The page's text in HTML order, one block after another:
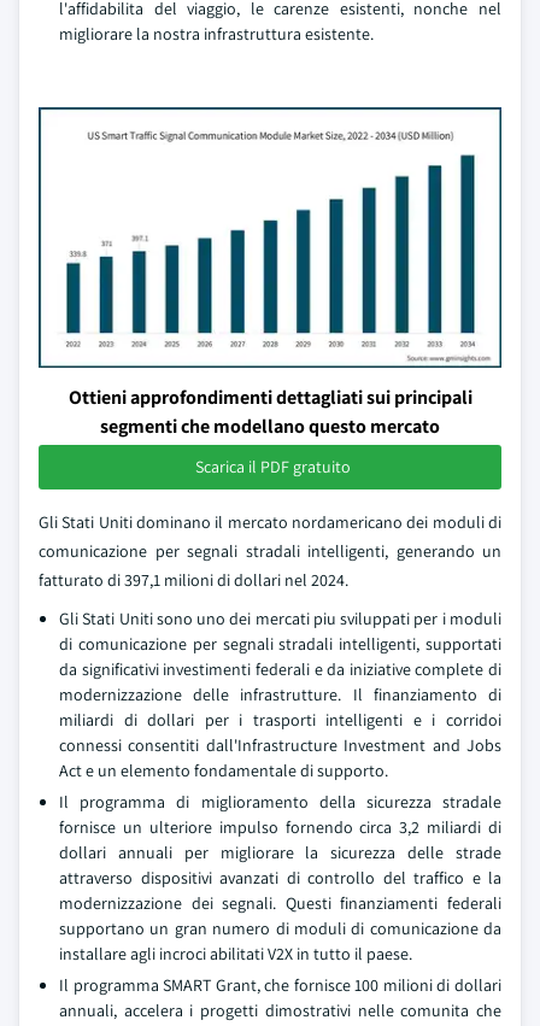
l'affidabilita del viaggio, le carenze esistenti, nonche nel
migliorare la nostra infrastruttura esistente.
Ottieni approfondimenti dettagliati sui principali
segmenti che modellano questo mercato
Scarica il PDF gratuito
Gli Stati Uniti dominano il mercato nordamericano dei moduli di
comunicazione per segnali stradali intelligenti, generando un
fatturato di 397,1 milioni di dollari nel 2024.
Gli Stati Uniti sono uno dei mercati piu sviluppati per i moduli
di comunicazione per segnali stradali intelligenti, supportati
da significativi investimenti federali e da iniziative complete di
modernizzazione delle infrastrutture. Il finanziamento di
miliardi di dollari per i trasporti intelligenti e i corridoi
connessi consentiti dall'Infrastructure Investment and Jobs
Act e un elemento fondamentale di supporto.
Il programma di miglioramento della sicurezza stradale
fornisce un ulteriore impulso fornendo circa 3,2 miliardi di
dollari annuali per migliorare la sicurezza delle strade
attraverso dispositivi avanzati di controllo del traffico e la
modernizzazione dei segnali. Questi finanziamenti federali
supportano un gran numero di moduli di comunicazione da
installare agli incroci abilitati V2X in tutto il paese.
Il programma SMART Grant, che fornisce 100 milioni di dollari
annuali, accelera i progetti dimostrativi nelle comunita che